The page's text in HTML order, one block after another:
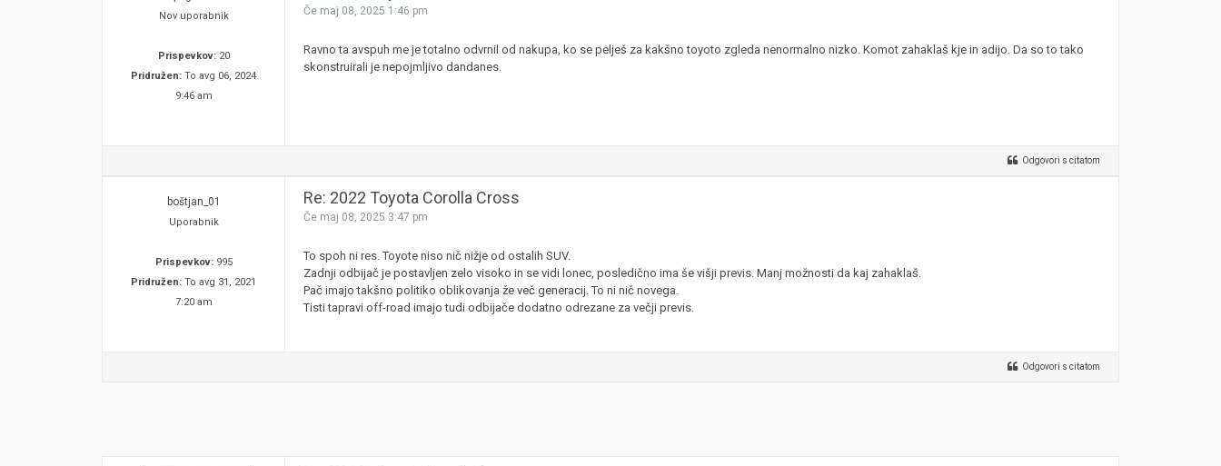
JERNEJ BOLKA
TEHNIČNA VPRAŠANJA
ROK ČERNJAVSKI
Nov uporabnik
Prispevkov:20
Pridružen: To avg 06, 2024
9:46 am
Če maj 08, 2025 1:46 pm
Ravno ta avspuh me je totalno odvrnil od nakupa, ko se pelješ za kakšno toyoto zgleda nenormalno nizko. Komot zahaklaš kje in adijo. Da so to tako
skonstruirali je nepojmljivo dandanes.
Odgovori s citatom
boštjan_01
Uporabnik
Prispevkov:995
Pridružen: To avg 31, 2021
7:20 am
Re: 2022 Toyota Corolla Cross
Če maj 08, 2025 3:47 pm
To spoh ni res. Toyote niso nič nižje od ostalih SUV.
Zadnji odbijač je postavljen zelo visoko in se vidi lonec, posledično ima še višji previs. Manj možnosti da kaj zahaklaš.
Pač imajo takšno politiko oblikovanja že več generacij. To ni nič novega.
Tisti tapravi off-road imajo tudi odbijače dodatno odrezane za večji previs.
Odgovori s citatom